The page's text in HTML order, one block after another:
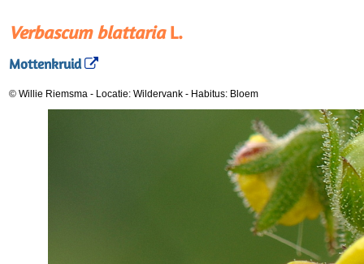
Verbascum blattariaL.
Mottenkruid
© Willie Riemsma - Locatie: Wildervank - Habitus: Bloem